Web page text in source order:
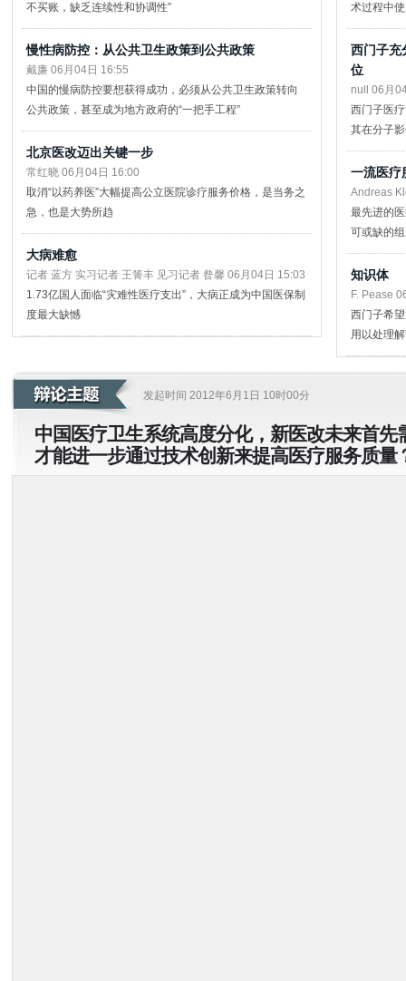
不买账，缺乏连续性和协调性”
慢性病防控：从公共卫生政策到公共政策
戴廉 06月04日 16:55
中国的慢病防控要想获得成功，必须从公共卫生政策转向
公共政策，甚至成为地方政府的“一把手工程”
北京医改迈出关键一步
常红晓 06月04日 16:00
取消“以药养医”大幅提高公立医院诊疗服务价格，是当务之
急，也是大势所趋
大病难愈
记者 蓝方 实习记者 王箐丰 见习记者 昝馨 06月04日 15:03
1.73亿国人面临“灾难性医疗支出”，大病正成为中国医保制
度最大缺憾
术过程中
西门子充
位
null 06月
西门子医
其在分子
一流医疗
Andreas
最先进的
可或缺的
知识体
F. Pease
西门子希
用以处理
发起时间 2012年6月1日 10时00分
中国医疗卫生系统高度分化，新医改未来首
才能进一步通过技术创新来提高医疗服务质量